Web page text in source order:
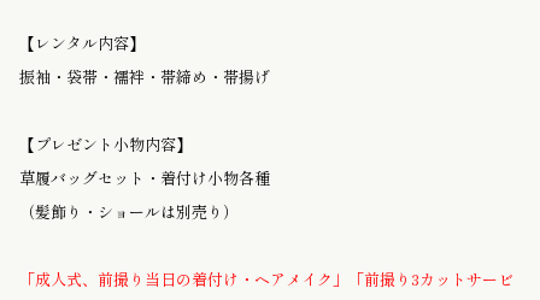
【レンタル内容】
振袖・袋帯・襦袢・帯締め・帯揚げ
【プレゼント小物内容】
草履バッグセット・着付け小物各種
（髪飾り・ショールは別売り）
「成人式、前撮り当日の着付け・ヘアメイク」「前撮り3カットサービ